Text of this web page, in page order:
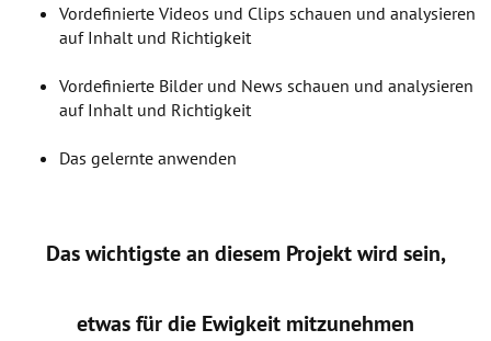
Vordefinierte Videos und Clips schauen und analysieren
auf Inhalt und Richtigkeit
Vordefinierte Bilder und News schauen und analysieren
auf Inhalt und Richtigkeit
Das gelernte anwenden
Das wichtigste an diesem Projekt wird sein,
etwas für die Ewigkeit mitzunehmen